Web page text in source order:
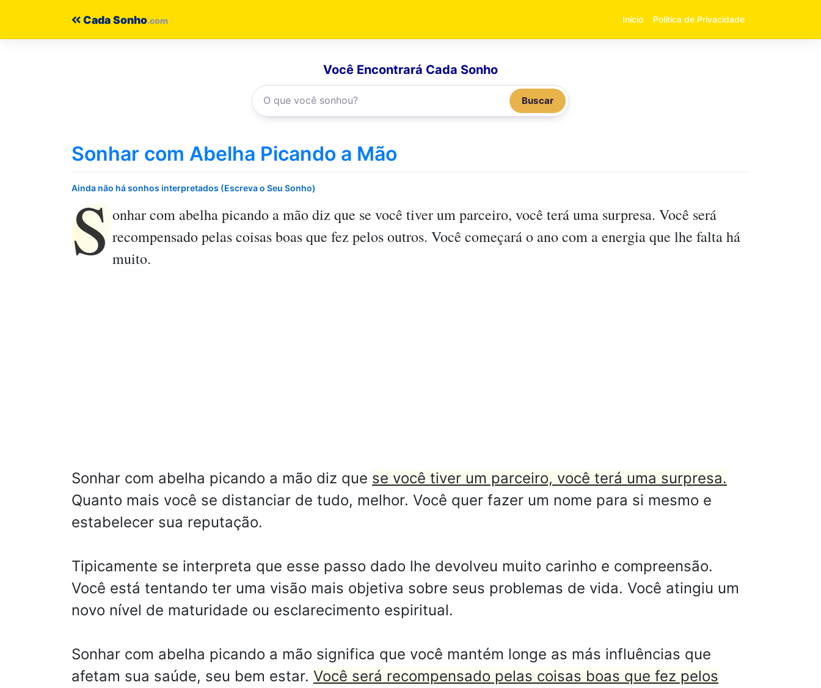
Cada Sonho Início Política de Privacidade
Você Encontrará Cada Sonho
Buscar
Sonhar com Abelha Picando a Mão
Ainda não há sonhos interpretados (Escreva o Seu Sonho)
S onhar com abelha picando a mãodiz que se você tiver um parceiro, você terá uma surpresa. Você será
recompensado pelas coisas boas que fez pelos outros. Você começará o ano com a energia que lhe falta há
muito.
Sonhar com abelha picando a mão diz que se você tiver um parceiro, você terá uma surpresa.
Quanto mais você se distanciar de tudo, melhor. Você quer fazer um nome para si mesmo e
estabelecer sua reputação.
Tipicamente se interpreta que esse passo dado lhe devolveu muito carinho e compreensão.
Você está tentando ter uma visão mais objetiva sobre seus problemas de vida. Você atingiu um
novo nível de maturidade ou esclarecimento espiritual.
Sonhar com abelha picando a mão significa que você mantém longe as más influências que
afetam sua saúde, seu bem estar. Você será recompensado pelas coisas boas que fez pelos